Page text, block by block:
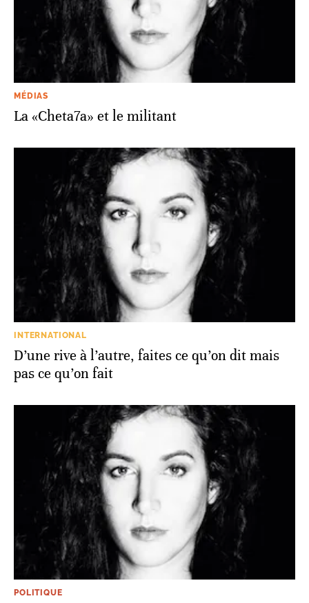
MÉDIAS
La «Cheta7a» et le militant
INTERNATIONAL
D’une rive à l’autre, faites ce qu’on dit mais
pas ce qu’on fait
POLITIQUE